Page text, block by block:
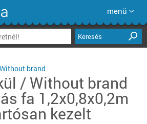
menü
Keresés
brand
/ Without brand
fa 1,2x0,8x0,2m
kezelt